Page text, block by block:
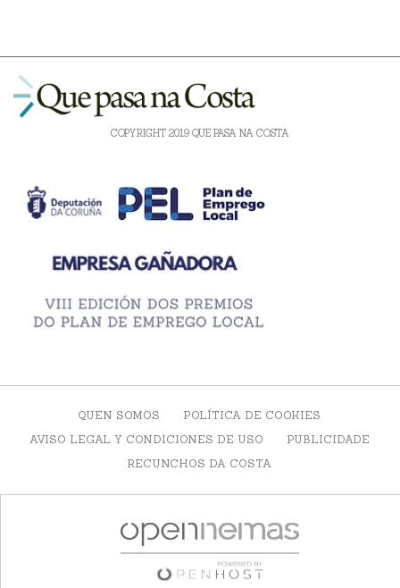
COPYRIGHT 2019 QUE PASA NA COSTA
QUEN SOMOS
POLÍTICA DE COOKIES
AVISO LEGAL Y CONDICIONES DE USO
PUBLICIDADE
RECUNCHOS DA COSTA